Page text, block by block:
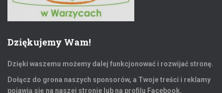
Dziękujemy Wam!
Dzięki waszemu możemy dalej funkcjonować i rozwijać stronę.
Dołącz do grona naszych sponsorów, a Twoje treści i reklamy
pojawią się na naszej stronie lub na profilu Facebook.